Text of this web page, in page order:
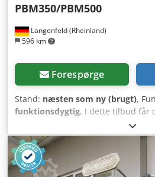
Langenfeld (Rheinland)
596 km
PBM350/PBM500
Forespørge
Stand: næsten som ny (brugt),
funktionsdygtig, I dette tilbud får
efterbehandlingsenhed "Plockmatic
Salgsgenstand: 1 x Plockmatic
udstyr: Passer til PBM350 samt
Plockmatic PBM-systemer har vi
gerne! Tællere: I alt: Ca. 496 sider